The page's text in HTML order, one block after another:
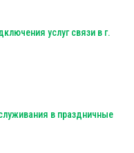
услуг связи в г.
в праздничные